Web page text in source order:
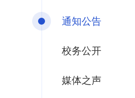
通知公告
校务公开
媒体之声